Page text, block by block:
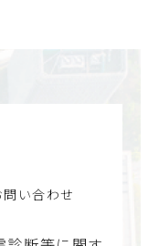
問い合わせ